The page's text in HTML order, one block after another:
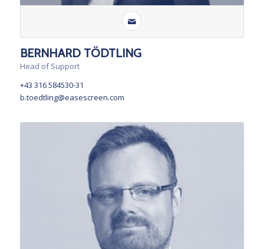
BERNHARD TÖDTLING
Head of Support
+43 316 584530-31
b.toedtling@easescreen.com